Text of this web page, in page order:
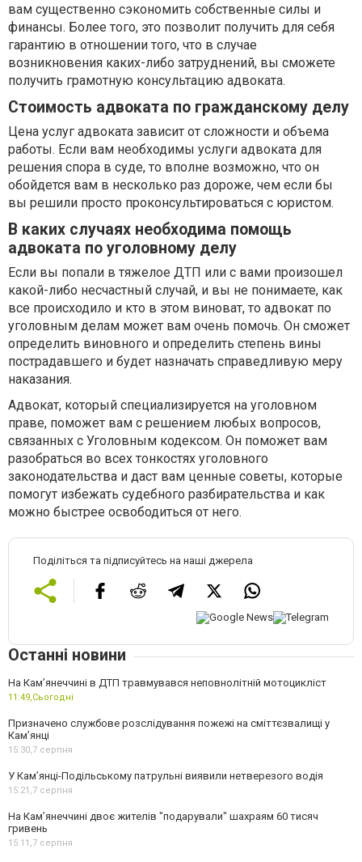
вам существенно сэкономить собственные силы и
финансы. Более того, это позволит получить для себя
гарантию в отношении того, что в случае
возникновения каких-либо затруднений, вы сможете
получить грамотную консультацию адвоката.
Стоимость адвоката по гражданскому делу
Цена услуг адвоката зависит от сложности и объема
работы. Если вам необходимы услуги адвоката для
решения спора в суде, то вполне возможно, что он
обойдется вам в несколько раз дороже, чем если бы
вы решили просто проконсультироваться с юристом.
В каких случаях необходима помощь
адвоката по уголовному делу
Если вы попали в тяжелое ДТП или с вами произошел
какой-либо несчастный случай, и вы не понимаете, как
все происходило и кто в этом виноват, то адвокат по
уголовным делам может вам очень помочь. Он сможет
определить виновного и определить степень вины
пострадавшего и будет назначать справедливую меру
наказания.
Адвокат, который специализируется на уголовном
праве, поможет вам с решением любых вопросов,
связанных с Уголовным кодексом. Он поможет вам
разобраться во всех тонкостях уголовного
законодательства и даст вам ценные советы, которые
помогут избежать судебного разбирательства и как
можно быстрее освободиться от него.
Поділіться та підписуйтесь на наші джерела
Останні новини
На Кам’янеччині в ДТП травмувався неповнолітній мотоцикліст
11:49,Сьогодні
Призначено службове розслідування пожежі на сміттєзвалищі у
Кам’янці
15:30,7 серпня
У Кам’янці-Подільському патрульні виявили нетверезого водія
15:21,7 серпня
На Камʼянеччині двоє жителів "подарували" шахраям 60 тисяч
гривень
15:11,7 серпня